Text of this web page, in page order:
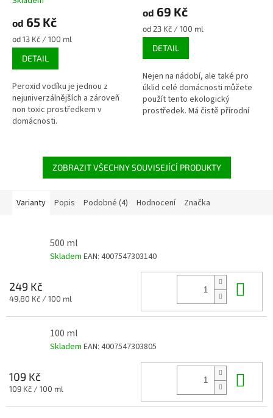
od 65 Kč
Měrná
cena:
od 13 Kč / 100 ml
DETAIL
Peroxid vodíku je jednou z
nejuniverzálnějších a zároveň
non toxic prostředkem v
domácnosti.
produktu
je
5,0
5
hvězdiček.
od 69 Kč
Měrná
cena:
od 23 Kč / 100 ml
DETAIL
Nejen na nádobí, ale také pro
úklid celé domácnosti můžete
použít tento ekologický
prostředek. Má čistě přírodní
ZOBRAZIT VŠECHNY SOUVISEJÍCÍ PRODUKTY
Varianty Popis Podobné (4) Hodnocení Značka
500 ml
Skladem EAN: 4007547303140
249 Kč
Měrná
49,80 Kč / 100 ml
100 ml
Skladem EAN: 4007547303805
109 Kč
Měrná
109 Kč / 100 ml